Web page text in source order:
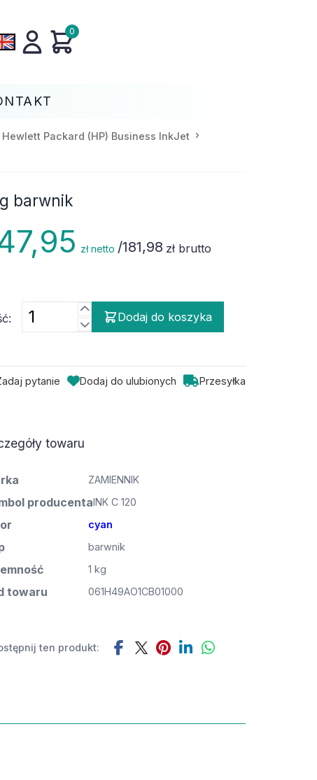
0
Hewlett Packard (HP) Business InkJet
barwnik
zł netto /181,98 zł brutto
Dodaj do koszyka
pytanie Dodaj do ulubionych Przesyłka
towaru
ZAMIENNIK
producentaINK C 120
cyan
barwnik
1 kg
towaru 061H49AO1CB01000
ten produkt: